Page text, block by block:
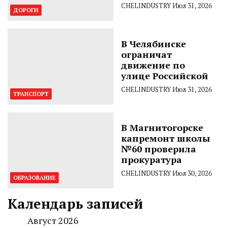
ДОРОГИ CHELINDUSTRYИюл 31, 2026
ТРАНСПОРТ
В Челябинске
ограничат
движение по
улице Российской
CHELINDUSTRYИюл 31, 2026
ОБРАЗОВАНИЕ
В Магнитогорске
капремонт школы
№60 проверила
прокуратура
CHELINDUSTRYИюл 30, 2026
Календарь записей
Август 2026